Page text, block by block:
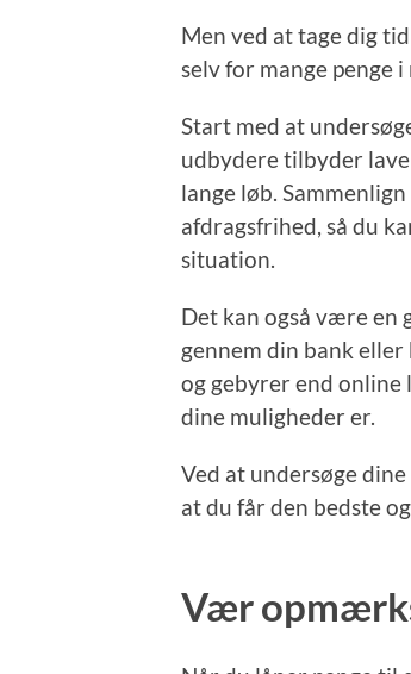
Men ved at tage dig
selv for mange penge
Start med at
udbydere tilbyder
lange løb.
afdragsfrihed, så du
situation.
Det kan også være en
gennem din bank
og gebyrer end online
dine muligheder er.
Ved at undersøge
at du får den bedste
Vær